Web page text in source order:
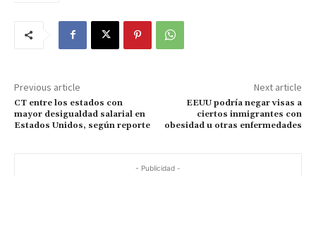
Previous article
CT entre los estados con
mayor desigualdad salarial en
Estados Unidos, según reporte
Next article
EEUU podría negar visas a
ciertos inmigrantes con
obesidad u otras enfermedades
- Publicidad -